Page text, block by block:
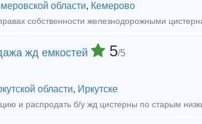
области, Кемерово
жд емкостей 5/5
области, Иркутске